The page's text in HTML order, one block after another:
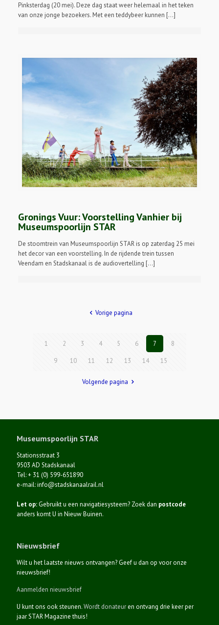
Pinksterdag (20 mei). Deze dag staat weer helemaal in het teken
van onze jonge bezoekers. Met een teddybeer kunnen […]
Gronings Vuur: Voorstelling Vanhier bij
Museumspoorlijn STAR
De stoomtrein van Museumspoorlijn STAR is op zaterdag 25 mei
het decor van een voorstelling. In de rijdende trein tussen
Veendam en Stadskanaal is de audiovertelling […]
Vorige pagina
1 2 3 4 5 6 7 8
9 10 11 12 13 14 15
Volgende pagina
Museumspoorlijn STAR
Stationsstraat 3
9503 AD Stadskanaal
Tel: + 31 (0) 599-651890
e-mail: info@stadskanaalrail.nl
Let op:Gebruikt u een navigatiesysteem? Zoek dan postcode
anders komt U in Nieuw Buinen.
Nieuwsbrief
Wilt u het laatste nieuws ontvangen? Geef u dan op voor onze
nieuwsbrief!
Aanmelden nieuwsbrief
U kunt ons ook steunen.Wordt donateuren ontvang drie keer per
jaar STAR Magazine thuis!